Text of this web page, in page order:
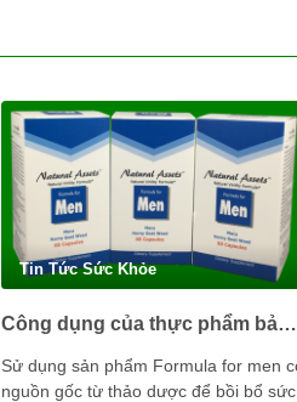
Tin Tức Sức Khỏe
Công dụng của thực phẩm bảo vệ sức khỏe Formula for men là gì?
Sử dụng sản phẩm Formula for men
nguồn gốc từ thảo dược để bồi bổ sức